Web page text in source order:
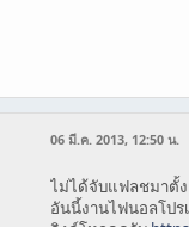
06 มี.ค. 2013, 12:50 น.
ไม่ได้จับแฟลชมาตั้
อันนี้งานไฟนอลโป